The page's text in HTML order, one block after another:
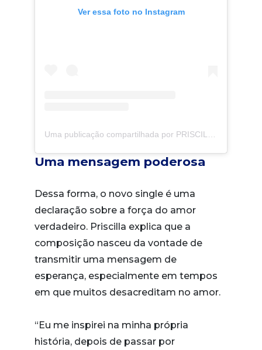
Ver essa foto no Instagram
Uma mensagem poderosa
Dessa forma, o novo single é uma
declaração sobre a força do amor
verdadeiro. Priscilla explica que a
composição nasceu da vontade de
transmitir uma mensagem de
esperança, especialmente em tempos
em que muitos desacreditam no amor.
“Eu me inspirei na minha própria
história, depois de passar por